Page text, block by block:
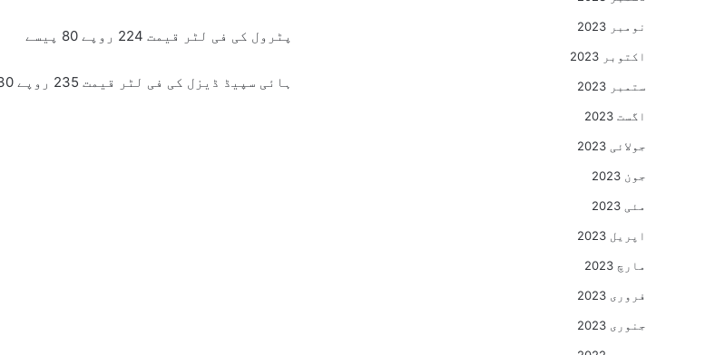
پٹرول کی فی لٹر قیمت 224 روپے 80 پیسے
ہائی سپیڈ ڈیزل کی فی لٹر قیمت 235 روپے 30 پیسے
نومبر 2023
اکتوبر 2023
ستمبر 2023
اگست 2023
جولائی 2023
جون 2023
مئی 2023
اپریل 2023
مارچ 2023
فروری 2023
جنوری 2023